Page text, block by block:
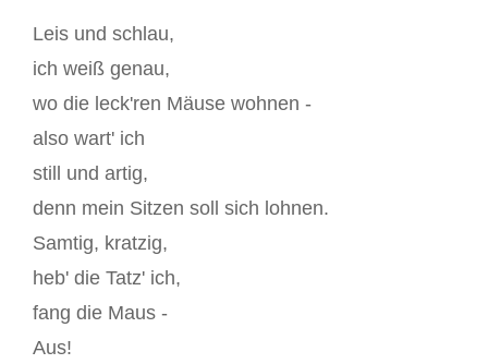
Leis und schlau,
ich weiß genau,
wo die leck'ren Mäuse wohnen -
also wart' ich
still und artig,
denn mein Sitzen soll sich lohnen.
Samtig, kratzig,
heb' die Tatz' ich,
fang die Maus -
Aus!